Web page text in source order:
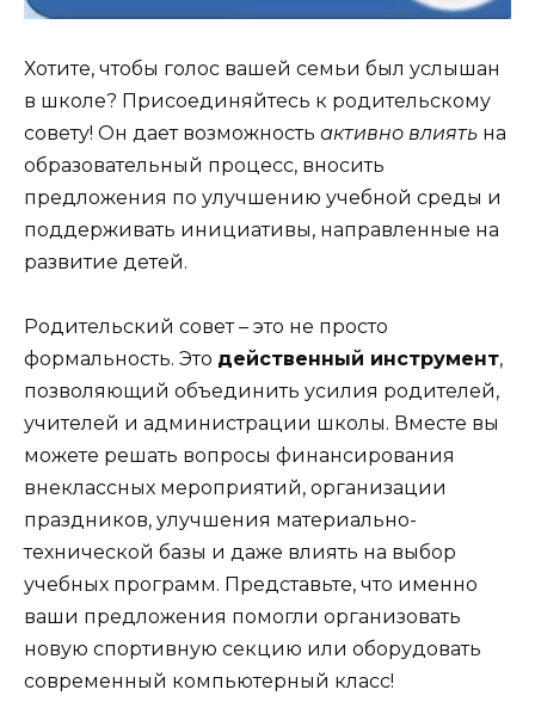
Хотите, чтобы голос вашей семьи был услышан
в школе? Присоединяйтесь к родительскому
совету! Он дает возможность активно влиять на
образовательный процесс, вносить
предложения по улучшению учебной среды и
поддерживать инициативы, направленные на
развитие детей.
Родительский совет – это не просто
формальность. Это действенный инструмент,
позволяющий объединить усилия родителей,
учителей и администрации школы. Вместе вы
можете решать вопросы финансирования
внеклассных мероприятий, организации
праздников, улучшения материально-
технической базы и даже влиять на выбор
учебных программ. Представьте, что именно
ваши предложения помогли организовать
новую спортивную секцию или оборудовать
современный компьютерный класс!